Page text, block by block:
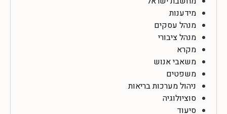
מידענות
מנהל עסקים
מנהל ציבורי
מקרא
משאבי אנוש
משפטים
ניהול מערכות בריאות
סוציולוגיה
סיעוד